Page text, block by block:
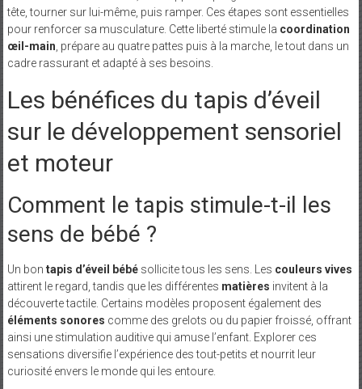
tête, tourner sur lui-même, puis ramper. Ces étapes sont essentielles
pour renforcer sa musculature. Cette liberté stimule la coordination
œil-main , prépare au quatre pattes puis à la marche, le tout dans un
cadre rassurant et adapté à ses besoins.
Les bénéfices du tapis d’éveil
sur le développement sensoriel
et moteur
Comment le tapis stimule-t-il les
sens de bébé ?
Un bon tapis d’éveil bébésollicite tous les sens. Les couleurs vives
attirent le regard, tandis que les différentes matières invitent à la
découverte tactile. Certains modèles proposent également des
éléments sonores comme des grelots ou du papier froissé, offrant
ainsi une stimulation auditive qui amuse l’enfant. Explorer ces
sensations diversifie l’expérience des tout-petits et nourrit leur
curiosité envers le monde qui les entoure.